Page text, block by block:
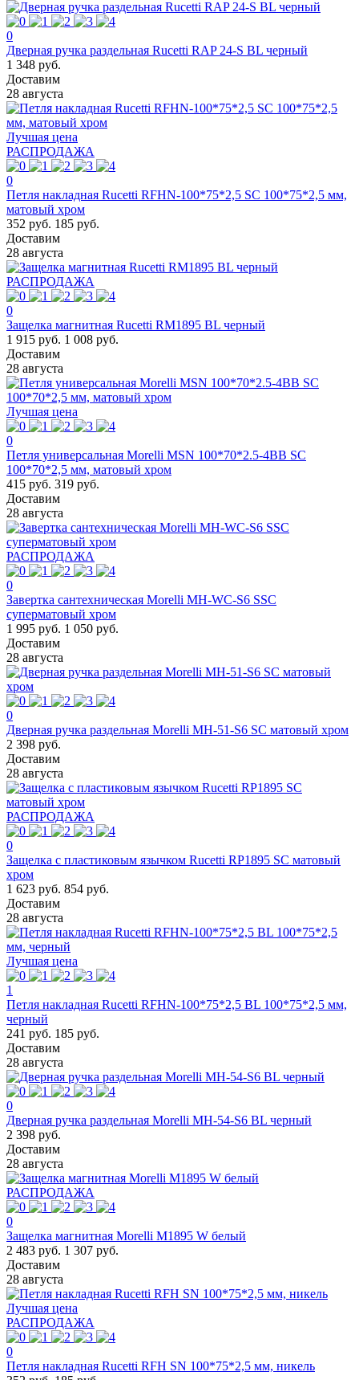
0
Дверная ручка раздельная Rucetti RAP 24-S BL черный
1 348 руб.
Доставим
28 августа
Лучшая цена
РАСПРОДАЖА
0
Петля накладная Rucetti RFHN-100*75*2,5 SC 100*75*2,5 мм,
матовый хром
352 руб. 185 руб.
Доставим
28 августа
РАСПРОДАЖА
0
Защелка магнитная Rucetti RM1895 BL черный
1 915 руб. 1 008 руб.
Доставим
28 августа
Лучшая цена
0
Петля универсальная Morelli MSN 100*70*2.5-4BB SC
100*70*2,5 мм, матовый хром
415 руб. 319 руб.
Доставим
28 августа
РАСПРОДАЖА
0
Завертка сантехническая Morelli MH-WC-S6 SSC
суперматовый хром
1 995 руб. 1 050 руб.
Доставим
28 августа
0
Дверная ручка раздельная Morelli MH-51-S6 SC матовый хром
2 398 руб.
Доставим
28 августа
РАСПРОДАЖА
0
Защелка с пластиковым язычком Rucetti RP1895 SC матовый
хром
1 623 руб. 854 руб.
Доставим
28 августа
Лучшая цена
1
Петля накладная Rucetti RFHN-100*75*2,5 BL 100*75*2,5 мм,
черный
241 руб. 185 руб.
Доставим
28 августа
0
Дверная ручка раздельная Morelli MH-54-S6 BL черный
2 398 руб.
Доставим
28 августа
РАСПРОДАЖА
0
Защелка магнитная Morelli M1895 W белый
2 483 руб. 1 307 руб.
Доставим
28 августа
Лучшая цена
РАСПРОДАЖА
0
Петля накладная Rucetti RFН SN 100*75*2,5 мм, никель